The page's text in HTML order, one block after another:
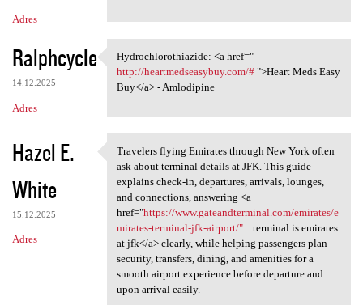
Adres
Ralphcycle
14.12.2025
Adres
Hydrochlorothiazide: <a href=
Hydrochlorothiazide: <a href="
http://heartmedseasybuy.com/#">Heart Meds Easy
Buy</a> - Amlodipine
Hazel E.
White
15.12.2025
Adres
Travelers flying Emirates
Travelers flying Emirates through New York often
ask about terminal details at JFK. This guide
explains check-in, departures, arrivals, lounges,
and connections, answering <a
href="https://www.gateandterminal.com/emirates/e
mirates-terminal-jfk-airport/"...
terminal is emirates
at jfk</a> clearly, while helping passengers plan
security, transfers, dining, and amenities for a
smooth airport experience before departure and
upon arrival easily.